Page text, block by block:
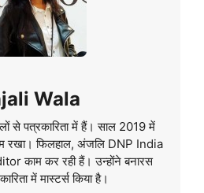
Wala
से पत्रकारिता में हैं। साल 2019 में
रखा। फिलहाल, अंजलि DNP India
काम कर रही हैं। उन्होंने बनारस
में मास्टर्स किया है।